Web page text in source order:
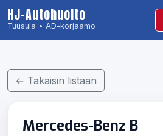
HJ-Autohuolto
Tuusula • AD-korjaamo
← Takaisin listaan
Mercedes-Benz B